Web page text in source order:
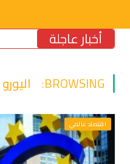
أخبار عاجلة
BROWSING: اليورو
اقتصاد عالمي